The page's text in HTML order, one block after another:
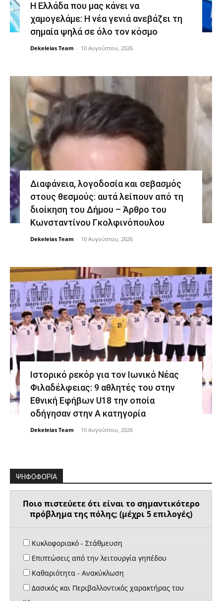
Η Ελλάδα που μας κάνει να
χαμογελάμε: Η νέα γενιά ανεβάζει τη
σημαία ψηλά σε όλο τον κόσμο
Dekeleias Team - 10 Αυγούστου, 2026
Διαφάνεια, λογοδοσία και σεβασμός
στους θεσμούς: αυτά λείπουν από τη
διοίκηση του Δήμου – Άρθρο του
Κωνσταντίνου Γκολφινόπουλου
Dekeleias Team - 10 Αυγούστου, 2026
Ιστορικό ρεκόρ για τον Ιωνικό Νέας
Φιλαδέλφειας: 9 αθλητές του στην
Εθνική Εφήβων U18 την οποία
οδήγησαν στην Α κατηγορία
Dekeleias Team - 10 Αυγούστου, 2026
ΨΗΦΟΦΟΡΙΑ
Ποιο πιστεύετε ότι είναι το σημαντικότερο
πρόβλημα της πόλης; (μέχρι 5 επιλογές)
Κυκλοφοριακό - Στάθμευση
Επιπτώσεις από την λειτουργία γηπέδου
Καθαριότητα - Ανακύκλωση
Δασικός και Περιβαλλοντικός χαρακτήρας του